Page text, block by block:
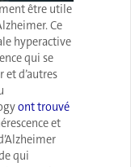
être utile
Ce
hyperactive
qui se
et d’autres
ont trouvé
et
qui